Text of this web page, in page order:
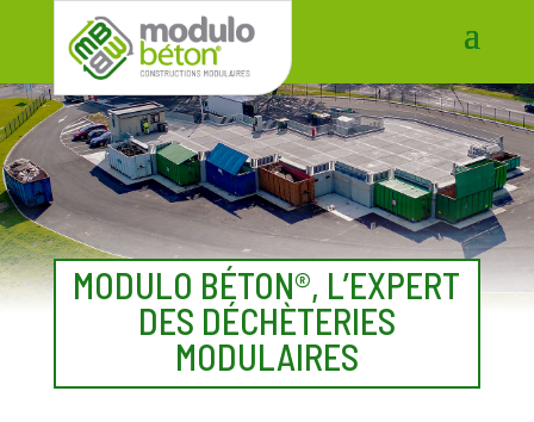
MODULO BÉTON®, L’EXPERT
DES DÉCHÈTERIES
MODULAIRES